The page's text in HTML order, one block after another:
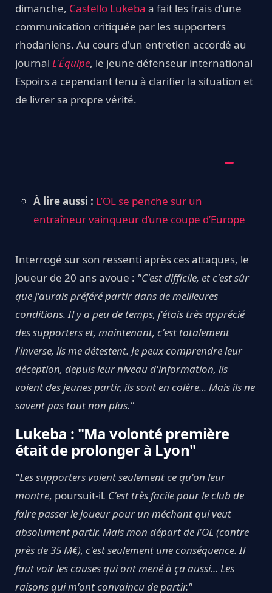
dimanche, Castello Lukeba a fait les frais d'une
communication critiquée par les supporters
rhodaniens. Au cours d'un entretien accordé au
journal L'Équipe, le jeune défenseur international
Espoirs a cependant tenu à clarifier la situation et
de livrer sa propre vérité.
À lire aussi : L’OL se penche sur un
entraîneur vainqueur d’une coupe d’Europe
Interrogé sur son ressenti après ces attaques, le
joueur de 20 ans avoue : "C'est difficile, et c'est sûr
que j'aurais préféré partir dans de meilleures
conditions. Il y a peu de temps, j'étais très apprécié
des supporters et, maintenant, c'est totalement
l'inverse, ils me détestent. Je peux comprendre leur
déception, depuis leur niveau d'information, ils
voient des jeunes partir, ils sont en colère... Mais ils ne
savent pas tout non plus."
Lukeba : "Ma volonté première
était de prolonger à Lyon"
"Les supporters voient seulement ce qu'on leur
montre, poursuit-il. C'est très facile pour le club de
faire passer le joueur pour un méchant qui veut
absolument partir. Mais mon départ de l'OL (contre
près de 35 M€), c'est seulement une conséquence. Il
faut voir les causes qui ont mené à ça aussi... Les
raisons qui m'ont convaincu de partir."